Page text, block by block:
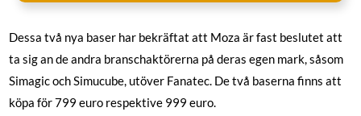
Dessa två nya baser har bekräftat att Moza är fast beslutet att
ta sig an de andra branschaktörerna på deras egen mark, såsom
Simagic och Simucube, utöver Fanatec. De två baserna finns att
köpa för 799 euro respektive 999 euro.